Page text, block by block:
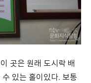
곳은 원래 도시락 배
있는 홀이있다. 보통